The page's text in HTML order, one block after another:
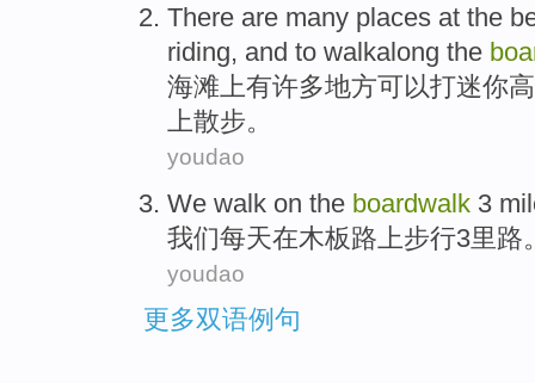
There are many places at the
riding, and to walkalong the
海滩 上有许多地方可以打迷你
上散步。
youdao
We walk on the boardwalk 3
我们每天在木板路上步行3里路
youdao
更多双语例句